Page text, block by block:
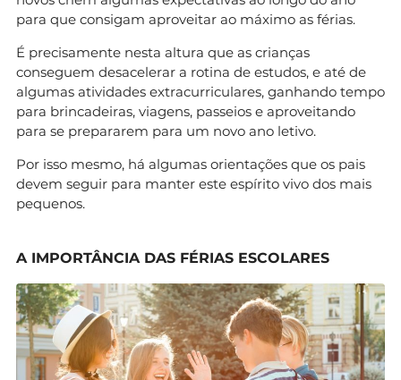
para que consigam aproveitar ao máximo as férias.
É precisamente nesta altura que as crianças
conseguem desacelerar a rotina de estudos, e até de
algumas atividades extracurriculares, ganhando tempo
para brincadeiras, viagens, passeios e aproveitando
para se prepararem para um novo ano letivo.
Por isso mesmo, há algumas orientações que os pais
devem seguir para manter este espírito vivo dos mais
pequenos.
A IMPORTÂNCIA DAS FÉRIAS ESCOLARES